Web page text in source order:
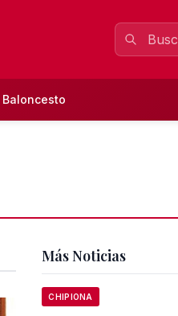
Baloncesto
Más Noticias
CHIPIONA